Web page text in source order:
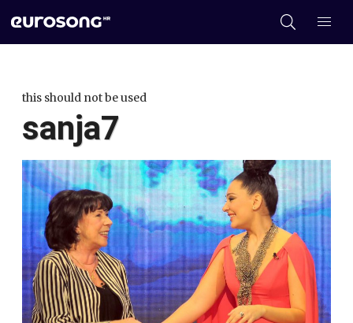
this should not be used
sanja7